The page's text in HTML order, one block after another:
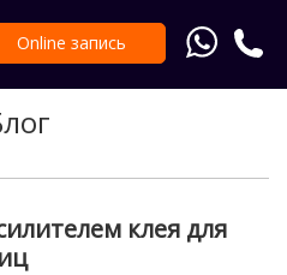
Online запись
клея для